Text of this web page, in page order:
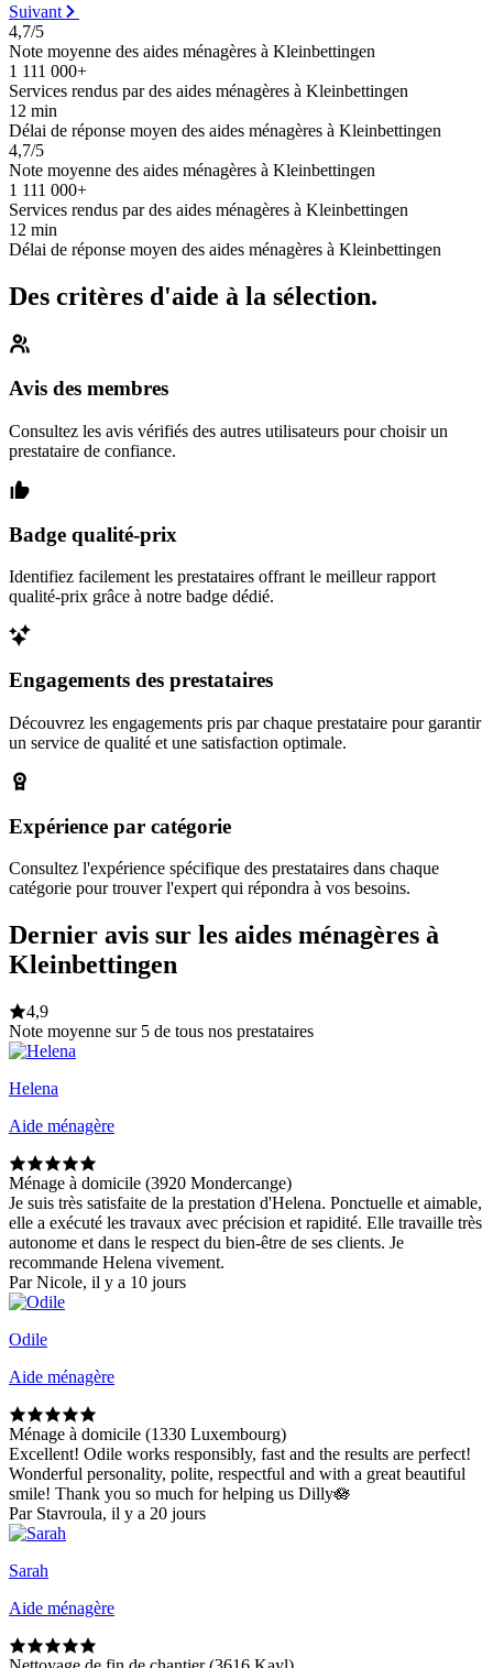
Suivant
4,7/5
Note moyenne des aides ménagères à Kleinbettingen
1 111 000+
Services rendus par des aides ménagères à Kleinbettingen
12 min
Délai de réponse moyen des aides ménagères à Kleinbettingen
4,7/5
Note moyenne des aides ménagères à Kleinbettingen
1 111 000+
Services rendus par des aides ménagères à Kleinbettingen
12 min
Délai de réponse moyen des aides ménagères à Kleinbettingen
Des critères d'aide à la sélection.
Avis des membres
Consultez les avis vérifiés des autres utilisateurs pour choisir un
prestataire de confiance.
Badge qualité-prix
Identifiez facilement les prestataires offrant le meilleur rapport
qualité-prix grâce à notre badge dédié.
Engagements des prestataires
Découvrez les engagements pris par chaque prestataire pour garantir
un service de qualité et une satisfaction optimale.
Expérience par catégorie
Consultez l'expérience spécifique des prestataires dans chaque
catégorie pour trouver l'expert qui répondra à vos besoins.
Dernier avis sur les aides ménagères à
Kleinbettingen
4,9
Note moyenne sur 5 de tous nos prestataires
Helena
Aide ménagère
Ménage à domicile (3920 Mondercange)
Je suis très satisfaite de la prestation d'Helena. Ponctuelle et aimable,
elle a exécuté les travaux avec précision et rapidité. Elle travaille très
autonome et dans le respect du bien-être de ses clients. Je
recommande Helena vivement.
Par Nicole, il y a 10 jours
Odile
Aide ménagère
Ménage à domicile (1330 Luxembourg)
Excellent! Odile works responsibly, fast and the results are perfect!
Wonderful personality, polite, respectful and with a great beautiful
smile! Thank you so much for helping us Dilly🪷
Par Stavroula, il y a 20 jours
Sarah
Aide ménagère